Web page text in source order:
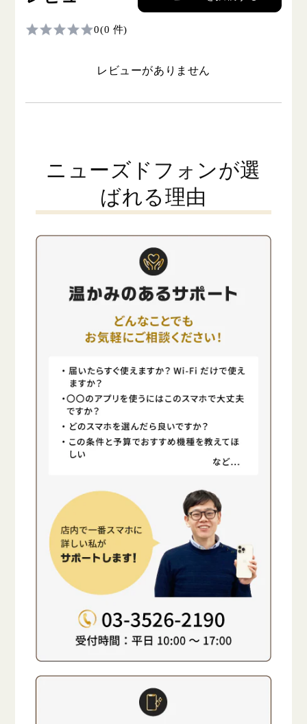
0(0 件)
レビューがありません
ニューズドフォンが選
ばれる理由